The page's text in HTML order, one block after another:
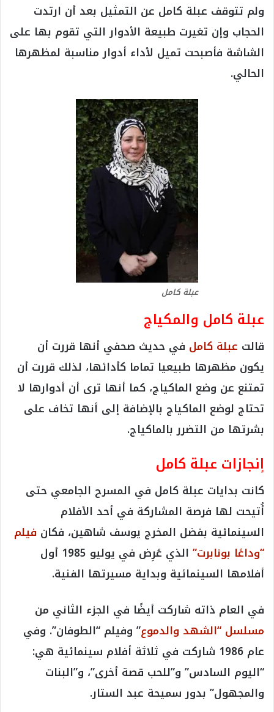
ولم تتوقف عبلة كامل عن التمثيل بعد أن ارتدت
الحجاب وإن تغيرت طبيعة الأدوار التي تقوم بها على
الشاشة فأصبحت تميل ﻷداء أدوار مناسبة لمظهرها
الحالي.
عبلة كامل
عبلة كامل والمكياج
قالت عبلة كامل في حديث صحفي أنها قررت أن
يكون مظهرها طبيعيا تماما كأدائها، لذلك قررت أن
تمتنع عن وضع الماكياج، كما أنها ترى أن أدوارها لا
تحتاج لوضع الماكياج بالإضافة إلى أنها تخاف على
بشرتها من التضرر بالماكياج.
إنجازات عبلة كامل
كانت بدايات عبلة كامل في المسرح الجامعي حتى
أُتيحت لها فرصة المشاركة في أحد الأفلام
السينمائية بفضل المخرج يوسف شاهين، فكان فيلم
“وداعًا بونابرت”
الذي عُرِض في يوليو 1985 أول
أفلامها السينمائية وبداية مسيرتها الفنية.
في العام ذاته شاركت أيضًا في الجزء الثاني من
مسلسل “الشهد والدموع” وفيلم “الطوفان”. وفي
عام 1986 شاركت في ثلاثة أفلام سينمائية هي:
“اليوم السادس” و”للحب قصة أخرى”، و”البنات
والمجهول” بدور سميحة عبد الستار.